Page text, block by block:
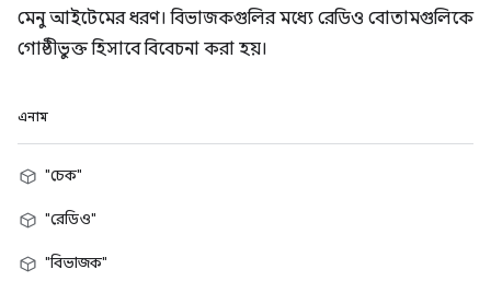
মেনু আইটেমের ধরণ। বিভাজকগুলির মধ্যে রেডিও বোতামগুলিকে
গোষ্ঠীভুক্ত হিসাবে বিবেচনা করা হয়।
এনাম
"চেক"
"রেডিও"
"বিভাজক"